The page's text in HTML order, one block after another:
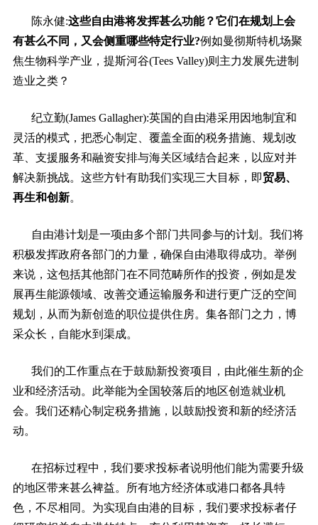
陈永健:这些自由港将发挥甚么功能？它们在规划上会
有甚么不同，又会侧重哪些特定行业?例如曼彻斯特机场聚
焦生物科学产业，提斯河谷(Tees Valley)则主力发展先进制
造业之类？
纪立勤(James Gallagher):英国的自由港采用因地制宜和
灵活的模式，把悉心制定、覆盖全面的税务措施、规划改
革、支援服务和融资安排与海关区域结合起来，以应对并
解决新挑战。这些方针有助我们实现三大目标，即贸易、
再生和创新。
自由港计划是一项由多个部门共同参与的计划。我们将
积极发挥政府各部门的力量，确保自由港取得成功。举例
来说，这包括其他部门在不同范畴所作的投资，例如是发
展再生能源领域、改善交通运输服务和进行更广泛的空间
规划，从而为新创造的职位提供住房。集各部门之力，博
采众长，自能水到渠成。
我们的工作重点在于鼓励新投资项目，由此催生新的企
业和经济活动。此举能为全国较落后的地区创造就业机
会。我们还精心制定税务措施，以鼓励投资和新的经济活
动。
在招标过程中，我们要求投标者说明他们能为需要升级
的地区带来甚么裨益。所有地方经济体或港口都各具特
色，不尽相同。为实现自由港的目标，我们要求投标者仔